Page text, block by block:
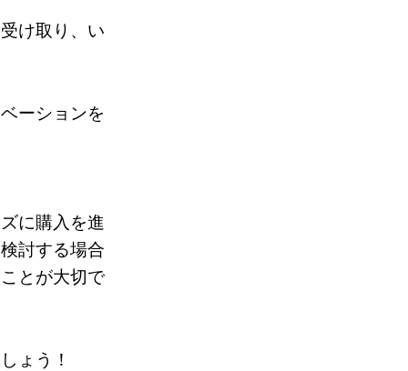
け取り、い
ーションを
に購入を進
討する場合
とが大切で
ょう！